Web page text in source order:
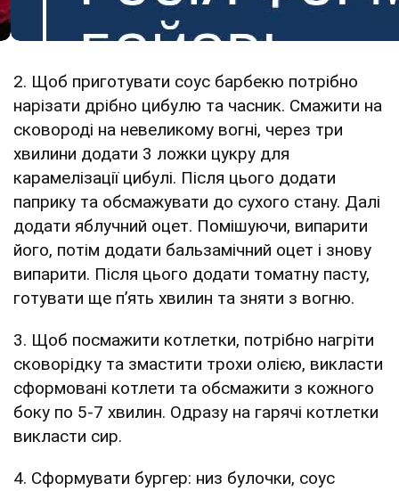
2. Щоб приготувати соус барбекю потрібно
нарізати дрібно цибулю та часник. Смажити на
сковороді на невеликому вогні, через три
хвилини додати 3 ложки цукру для
карамелізації цибулі. Після цього додати
паприку та обсмажувати до сухого стану. Далі
додати яблучний оцет. Помішуючи, випарити
його, потім додати бальзамічний оцет і знову
випарити. Після цього додати томатну пасту,
готувати ще п’ять хвилин та зняти з вогню.
3. Щоб посмажити котлетки, потрібно нагріти
сковорідку та змастити трохи олією, викласти
сформовані котлети та обсмажити з кожного
боку по 5-7 хвилин. Одразу на гарячі котлетки
викласти сир.
4. Сформувати бургер: низ булочки, соус